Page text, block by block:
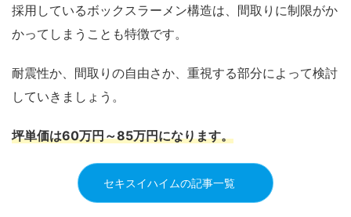
採用しているボックスラーメン構造は、間取りに制限がか
かってしまうことも特徴です。
耐震性か、間取りの自由さか、重視する部分によって検討
していきましょう。
坪単価は60万円～85万円になります。
セキスイハイムの記事一覧